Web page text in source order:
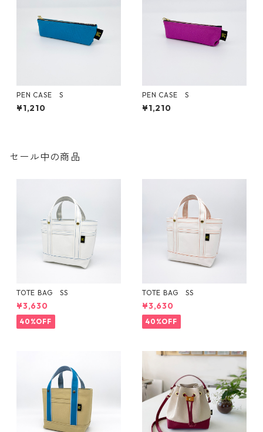
PEN CASE S
¥1,210
PEN CASE S
¥1,210
セール中の商品
TOTE BAG SS
¥3,630
40%OFF
TOTE BAG SS
¥3,630
40%OFF